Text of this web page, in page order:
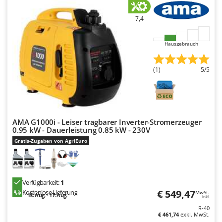
Spiralmac
Spring Protezione
Spyro
Stanley
Stiga
Stocker
Sunseeker
T
Tecla
TecnoGen
Tellarini Pompe
Telwin
Tenco
Tineco
7,4
Hausgebrauch
(1) 5/5
AMA G1000i - Leiser tragbarer Inverter-Stromerzeuger
0.95 kW - Dauerleistung 0.85 kW - 230V
Gratis-Zugaben von AgriEuro
Verfügbarkeit:1
Kostenlose Lieferung
13. Aug. - 17. Aug. € 549,47MwSt.
inkl.
R-40
€ 461,74exkl. MwSt.